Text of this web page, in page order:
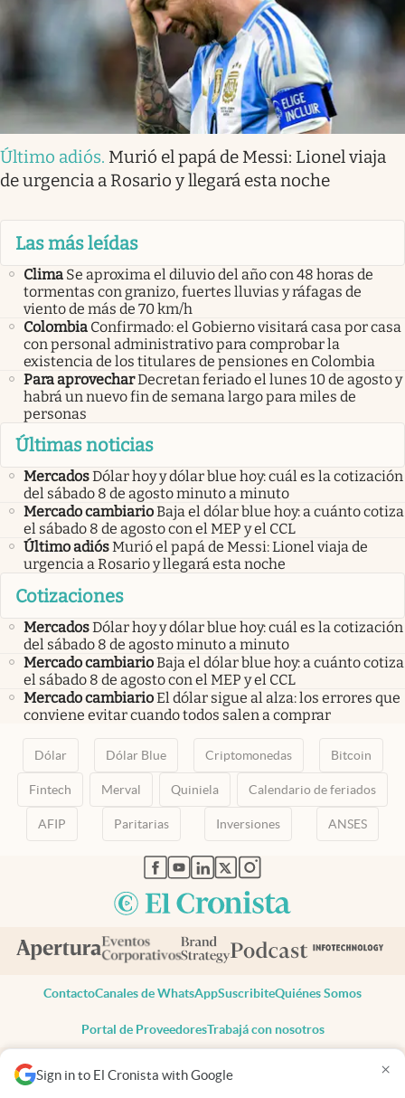
Sign in to El Cronista with Google ×
Último adiós. Murió el papá de Messi: Lionel viaja
de urgencia a Rosario y llegará esta noche
Las más leídas
Clima Se aproxima el diluvio del año con 48 horas de
tormentas con granizo, fuertes lluvias y ráfagas de
viento de más de 70 km/h
Colombia Confirmado: el Gobierno visitará casa por casa
con personal administrativo para comprobar la
existencia de los titulares de pensiones en Colombia
Para aprovecharDecretan feriado el lunes 10 de agosto y
habrá un nuevo fin de semana largo para miles de
personas
Últimas noticias
MercadosDólar hoy y dólar blue hoy: cuál es la cotización
del sábado 8 de agosto minuto a minuto
Mercado cambiarioBaja el dólar blue hoy: a cuánto cotiza
el sábado 8 de agosto con el MEP y el CCL
Último adiósMurió el papá de Messi: Lionel viaja de
urgencia a Rosario y llegará esta noche
Cotizaciones
MercadosDólar hoy y dólar blue hoy: cuál es la cotización
del sábado 8 de agosto minuto a minuto
Mercado cambiarioBaja el dólar blue hoy: a cuánto cotiza
el sábado 8 de agosto con el MEP y el CCL
Mercado cambiarioEl dólar sigue al alza: los errores que
conviene evitar cuando todos salen a comprar
Dólar Dólar Blue Criptomonedas Bitcoin
Fintech Merval Quiniela Calendario de feriados
AFIP Paritarias Inversiones ANSES
abre en nueva pestaña
abre en nueva pestaña
abre en nueva pestaña
abre en nueva pestaña
abre en nueva pestaña
ContactoCanales de WhatsAppSuscribiteQuiénes Somos
Portal de ProveedoresTrabajá con nosotros
Todos los derechos reservados